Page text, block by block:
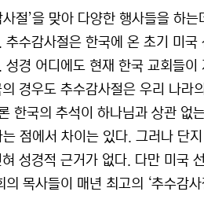
절’을 맞아 다양한 행사들을 하
수감사절은 한국에 온 초기 미국
경 어디에도 현재 한국 교회들이
경우도 추수감사절은 우리 나라
한국의 추석이 하나님과 상관 없
점에서 차이는 있다. 그러나 단
성경적 근거가 없다. 다만 미국
목사들이 매년 최고의 ‘추수감